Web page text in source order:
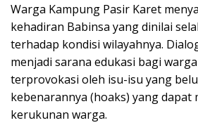
​Warga Kampung Pasir Karet
kehadiran Babinsa yang dinilai
terhadap kondisi wilayahnya.
menjadi sarana edukasi bagi
terprovokasi oleh isu-isu yang
kebenarannya (hoaks) yang dapat
kerukunan warga.